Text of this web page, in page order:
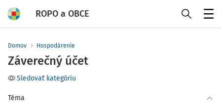
ROPO a OBCE
Domov Hospodárenie
Záverečný účet
Sledovať kategóriu
Téma